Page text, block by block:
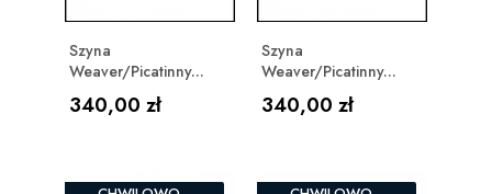
Szyna
Weaver/Picatinny...
Cena
340,00 zł
Szyna
Weaver/Picatinny...
Cena
340,00 zł